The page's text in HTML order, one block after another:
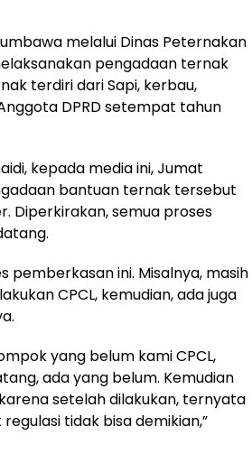
melalui Dinas Peternakan
pengadaan ternak
terdiri dari Sapi, kerbau,
DPRD setempat tahun
kepada media ini, Jumat
bantuan ternak tersebut
Diperkirakan, semua proses
ini. Misalnya, masih
CPCL, kemudian, ada juga
yang belum kami CPCL,
ada yang belum. Kemudian
setelah dilakukan, ternyata
tidak bisa demikian,”